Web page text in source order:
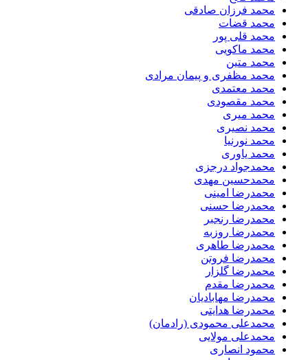
محمد فرزان صادقی
محمد قضات
محمد قلی پور
محمد ماکویی
محمد متین
محمد مظفری و پیمان مرادی
محمد معتمدی
محمد مقصودی
محمد میری
محمد نصیری
محمد نورنیا
محمد یاوری
محمدجواد درجزی
محمدحسین مهدی
محمدرضا امینی
محمدرضا حسنی
محمدرضا رنجبر
محمدرضا روزبه
محمدرضا طاهری
محمدرضا فروتن
محمدرضا گلزار
محمدرضا مقدم
محمدرضا مهابادیان
محمدرضا هدایتی
محمدعلی محمودی (رادمان)
محمدعلی مولایی
محمود انصاری